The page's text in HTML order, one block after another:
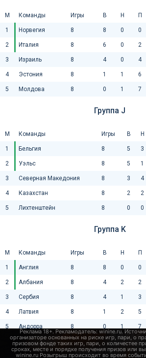
М Команды Игры В Н П
1 Норвегия 8 8 0 0
2 Италия 8 6 0 2
3 Израиль 8 4 0 4
4 Эстония 8 1 1 6
5 Молдова 8 0 1 7
Группа J
М Команды Игры В Н
1 Бельгия 8 5 3
2 Уэльс 8 5 1
3 Северная Македония 8 3 4
4 Казахстан 8 2 2
5 Лихтенштейн 8 0 0
Группа K
М Команды Игры В Н П
1 Англия 8 8 0 0
2 Албания 8 4 2 2
3 Сербия 8 4 1 3
4 Латвия 8 1 2 5
5 Андорра 8 0 1 7
Группа L